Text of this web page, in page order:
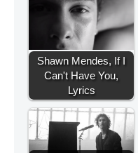
Shawn Mendes, If I
Can't Have You,
Lyrics